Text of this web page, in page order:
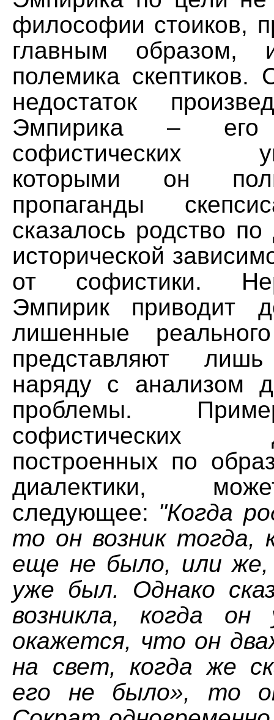
философии стоиков,
главным образом,
полемика скептиков.
недостаток
Эмпирика –
софистических
которыми он
пропаганды
сказалось родство
исторической
от софистики.
Эмпирик приводит
лишенные
представляют
наряду с анализом
проблемы.
софистических
построенных по
диалектики,
следующее: "Когда
то он возник тогда,
еще не было, или же,
уже был. Однако
возникла, когда
окажется, что он
на свет, когда же
его не было», то